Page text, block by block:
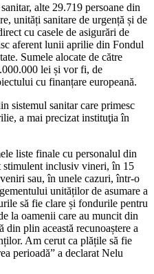
alte 29.719 persoane din
unități sanitare de urgență și de
cu casele de asigurări de
aferent lunii aprilie din Fondul
Sumele alocate de către
lei și vor fi, de
cu finanțare europeană.
sistemul sanitar care primesc
a mai precizat instituţia în
liste finale cu personalul din
stimulent inclusiv vineri, în 15
sau, în unele cazuri, într-o
unităților de asumare a
să fie clare și fondurile pentru
la oamenii care au muncit din
din plin această recunoaștere a
Am cerut ca plățile să fie
perioadă” a declarat Nelu